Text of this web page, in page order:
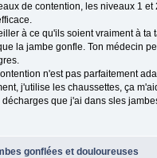
de contention, les niveaux 1
à ce qu'ils soient vraiment à
la jambe gonfle. Ton médecin
n'est pas parfaitement
j'utilise les chaussettes, ça
que j'ai dans sles
gonflées et douloureuses